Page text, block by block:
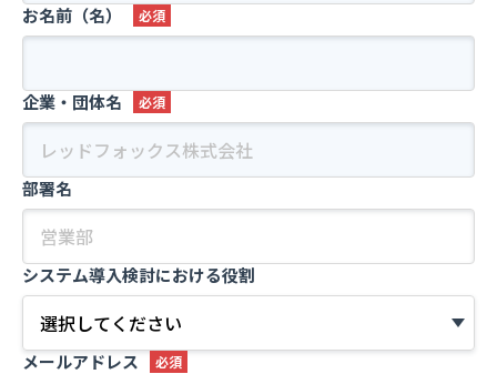
充実等に反映させていただくため
となく、個人情報を第三者に提供しません。
■ 個人情報提供の任意性ついて
当社に対して個人情報を提出することは任意ですが、提出さ
れない場合には、当社からの返信やサービスを実施できない
■ 個人情報の委託について
利用目的の達成に必要な範囲内において、他の事業者へ個人
情報を委託することがあります。
この場合には、個人情報保護体制が整備された委託先を選定
するとともに、個人情報保護に関する契約を締結します。
お名前（名）
企業・団体名
部署名
システム導入検討における役割
メールアドレス